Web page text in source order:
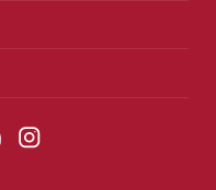
Instagram